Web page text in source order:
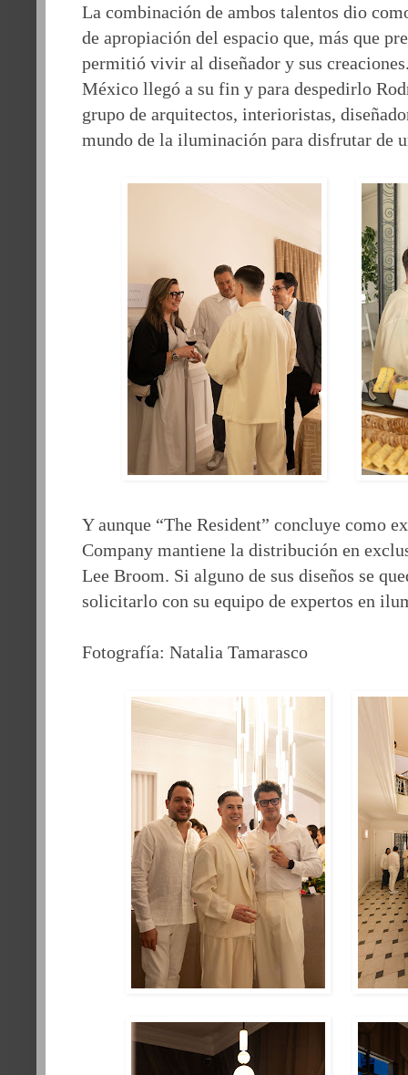
La combinación de ambos talentos dio
de apropiación del espacio que, más que
permitió vivir al diseñador y sus
México llegó a su fin y para despedirlo
grupo de arquitectos, interioristas,
mundo de la iluminación para disfrutar de
Y aunque “The Resident” concluye como
Company mantiene la distribución en
Lee Broom. Si alguno de sus diseños se
solicitarlo con su equipo de expertos en
Fotografía: Natalia Tamarasco